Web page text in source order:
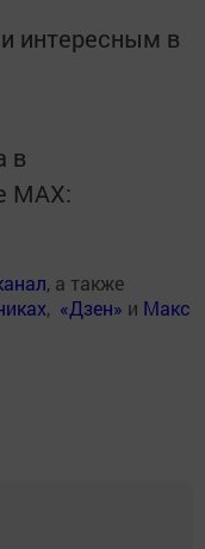
интересным в
в
MАХ:
, а также
, «Дзен» и Макс